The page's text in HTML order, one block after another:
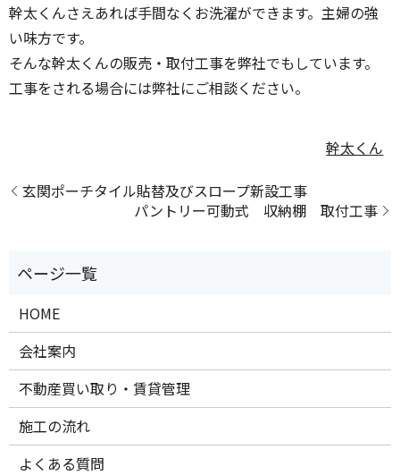
幹太くんさえあれば手間なくお洗濯ができます。主婦の強
い味方です。
そんな幹太くんの販売・取付工事を弊社でもしています。
工事をされる場合には弊社にご相談ください。
幹太くん
玄関ポーチタイル貼替及びスロープ新設工事
パントリー可動式 収納棚 取付工事
HOME
会社案内
不動産買い取り・賃貸管理
施工の流れ
よくある質問